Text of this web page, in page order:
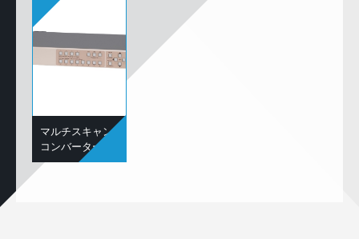
マルチスキャン
コンバーター